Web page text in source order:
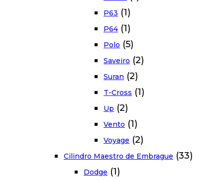
P63 (1)
P64 (1)
Polo (5)
Saveiro (2)
Suran (2)
T-Cross (1)
Up (2)
Vento (1)
Voyage (2)
Cilindro Maestro de Embrague (33)
Dodge (1)